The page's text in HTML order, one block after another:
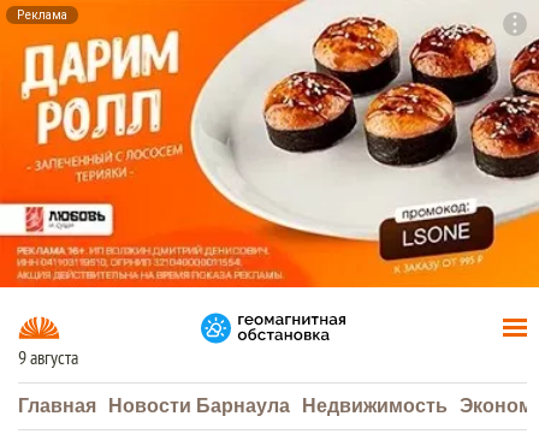
Реклама
9 августа
Главная Новости Барнаула Недвижимость